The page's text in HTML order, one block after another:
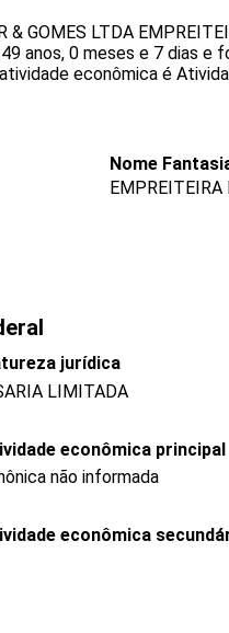
& GOMES LTDA
49 anos, 0 meses e 7 dias
econômica é
Nome
jurídica
LIMITADA
econômica principal
não informada
econômica